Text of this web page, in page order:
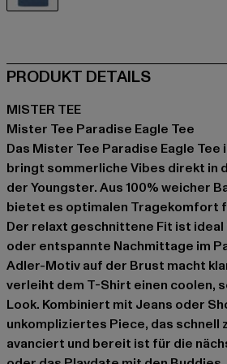
PRODUKT DETAILS
MISTER TEE
Mister Tee Paradise Eagle Tee
Das Mister Tee Paradise Eagle Tee
bringt sommerliche Vibes direkt in
der Youngster. Aus 100% weicher
bietet es optimalen Tragekomfort
Der relaxt geschnittene Fit ist
oder entspannte Nachmittage im
Adler-Motiv auf der Brust macht
verleiht dem T-Shirt einen coolen,
Look. Kombiniert mit Jeans oder
unkompliziertes Piece, das schnell
avanciert und bereit ist für die